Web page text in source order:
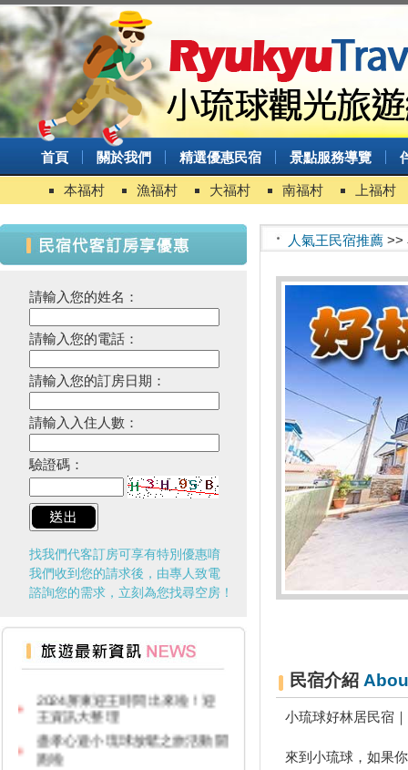
首頁 關於我們 精選優惠民宿 景點服務導覽
本福村 漁福村 大福村 南福村 上福村
請輸入您的姓名：
請輸入您的電話：
請輸入您的訂房日期：
請輸入入住人數：
驗證碼：
找我們代客訂房可享有特別優惠唷
我們收到您的請求後，由專人致電
諮詢您的需求，立刻為您找尋空房！
台灣百大景點推薦，集章還有限
量小禮物可以拿
王資訊大整理
盡孝心遊小琉球放鬆之旅活動開
跑啦
人氣王民宿推薦 >>
民宿介紹
小琉球好林居民宿
來到小琉球，如果